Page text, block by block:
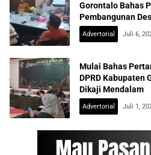
Gorontalo Bahas
Pembangunan
Advertorial Juli 6,
Mulai Bahas
DPRD Kabupaten
Dikaji Mendalam
Advertorial Juli 1,